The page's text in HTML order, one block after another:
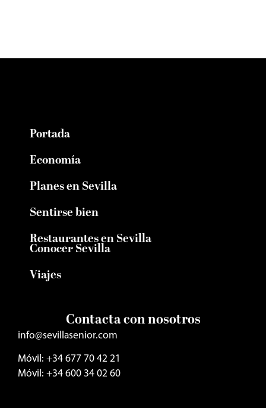
Portada
Economía
Planes en Sevilla
Sentirse bien
Restaurantes en Sevilla
Conocer Sevilla
Viajes
Contacta con nosotros
info@sevillasenior.com
Móvil: +34 677 70 42 21
Móvil: +34 600 34 02 60